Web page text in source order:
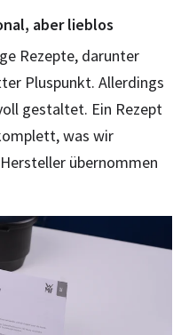
aber lieblos
Rezepte, darunter
Pluspunkt. Allerdings
gestaltet. Ein Rezept
was wir
übernommen